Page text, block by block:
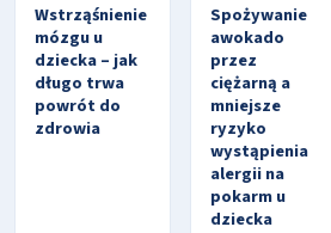
Wstrząśnienie
mózgu u
dziecka – jak
długo trwa
powrót do
zdrowia
Spożywanie
awokado
przez
ciężarną a
mniejsze
ryzyko
wystąpienia
alergii na
pokarm u
dziecka